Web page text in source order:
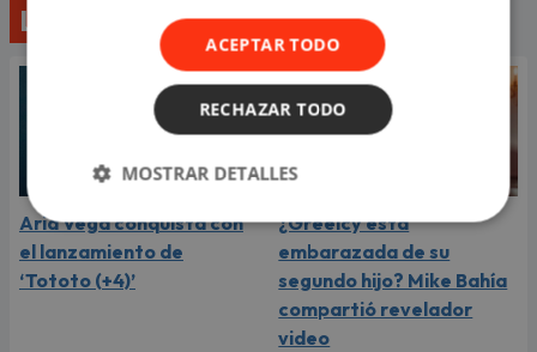
Lo último
Aria Vega conquista con
el lanzamiento de
‘Tototo (+4)’
¿Greeicy está
embarazada de su
segundo hijo? Mike Bahía
compartió revelador
video
ACEPTAR TODO
RECHAZAR TODO
MOSTRAR DETALLES